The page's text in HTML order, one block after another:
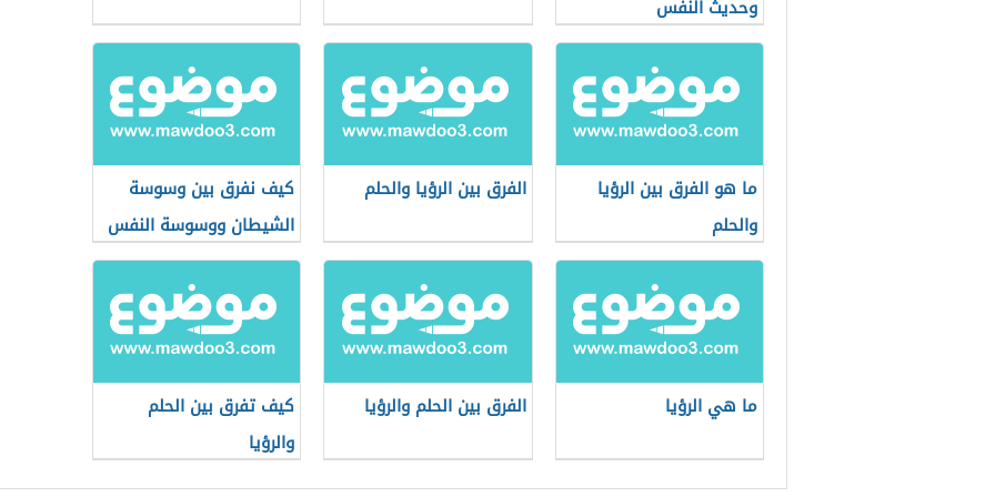
وحديث النفس
ما هو الفرق بين الرؤيا
والحلم
الفرق بين الرؤيا والحلم
كيف نفرق بين وسوسة
الشيطان ووسوسة النفس
ما هي الرؤيا الفرق بين الحلم والرؤيا
كيف تفرق بين الحلم
والرؤيا